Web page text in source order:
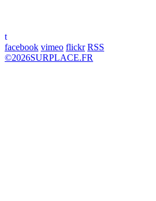
t
facebook vimeo flickr RSS
©2026SURPLACE.FR